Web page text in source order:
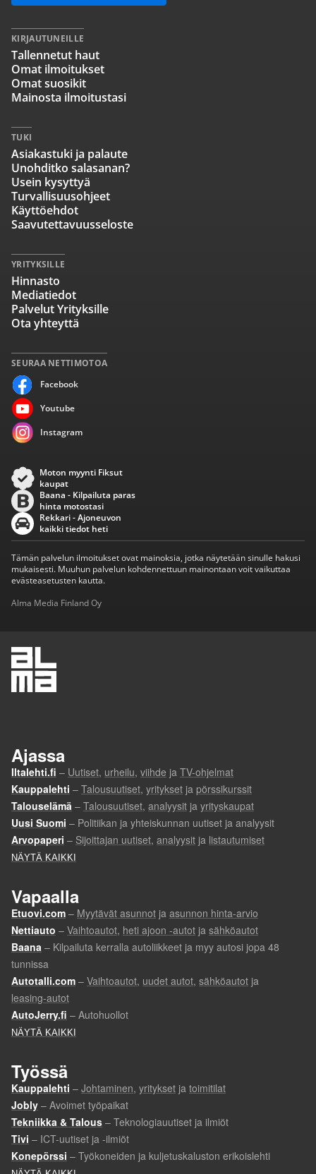
SEURAA NETTIMOTOA
Facebook
Youtube
Instagram
KIRJAUTUNEILLE
Tallennetut haut
Omat ilmoitukset
Omat suosikit
Mainosta ilmoitustasi
TUKI
Asiakastuki ja palaute
Unohditko salasanan?
Usein kysyttyä
Turvallisuusohjeet
Käyttöehdot
Saavutettavuusseloste
YRITYKSILLE
Hinnasto
Mediatiedot
Palvelut Yrityksille
Ota yhteyttä
Moton myynti Fiksut
kaupat
Baana - Kilpailuta paras
hinta motostasi
Rekkari - Ajoneuvon
kaikki tiedot heti
Tämän palvelun ilmoitukset ovat mainoksia, jotka näytetään sinulle hakusi
mukaisesti. Muuhun palvelun kohdennettuun mainontaan voit vaikuttaa
evästeasetusten kautta.
Alma Media Finland Oy